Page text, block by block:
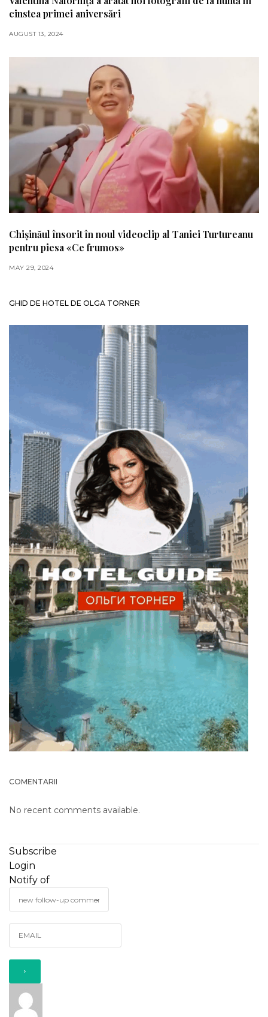
cinstea primei aniversări
AUGUST 13, 2024
Chișinăul însorit în noul videoclip al Taniei Turtureanu
pentru piesa «Ce frumos»
MAY 29, 2024
GHID DE HOTEL DE OLGA TORNER
COMENTARII
No recent comments available.
Subscribe
Login
Notify of